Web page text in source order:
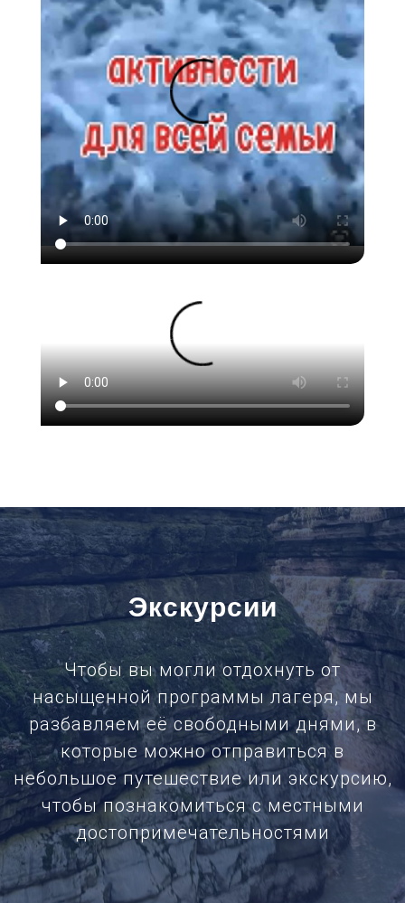
Экскурсии
Чтобы вы могли отдохнуть от
насыщенной программы лагеря, мы
разбавляем её свободными днями, в
которые можно отправиться в
небольшое путешествие или экскурсию,
чтобы познакомиться с местными
достопримечательностями